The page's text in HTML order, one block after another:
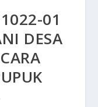
01
DESA